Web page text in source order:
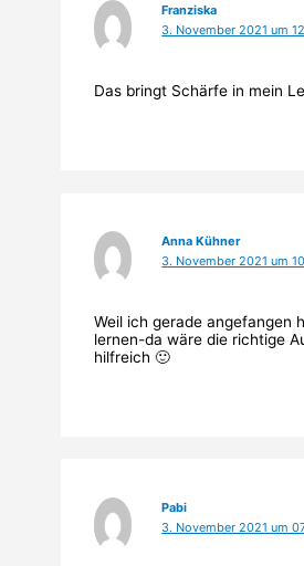
Franziska
3. November 2021 um
Das bringt Schärfe in mein
Anna Kühner
3. November 2021 um
Weil ich gerade angefangen
lernen-da wäre die richtige
hilfreich 🙂
Pabi
3. November 2021 um